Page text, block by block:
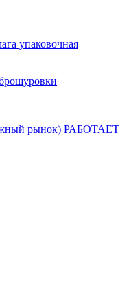
упаковочная
рынок) РАБОТАЕТ